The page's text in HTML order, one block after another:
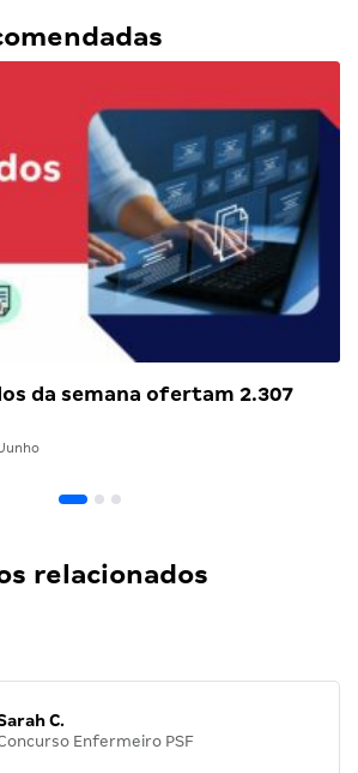
da semana ofertam 2.307
relacionados
C.
Enfermeiro PSF